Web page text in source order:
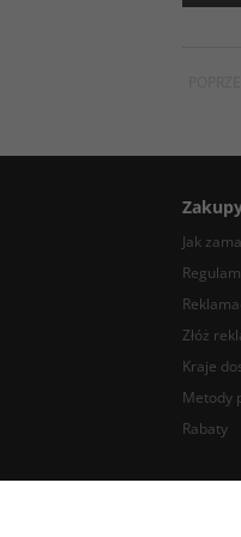
Jak
Złóż
Kraje
Metody
Rabaty